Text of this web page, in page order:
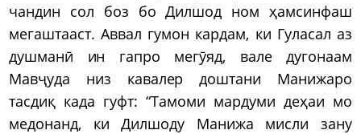
чандин сол боз бо Дилшод ном ҳамсинфаш
мегаштааст. Аввал гумон кардам, ки Гуласал аз
душманӣ ин гапро мегӯяд, вале дугонаам
Мавҷуда низ кавалер доштани Манижаро
тасдиқ када гуфт: “Тамоми мардуми деҳаи мо
медонанд, ки Дилшоду Манижа мисли зану